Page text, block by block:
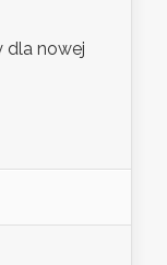
dla nowej